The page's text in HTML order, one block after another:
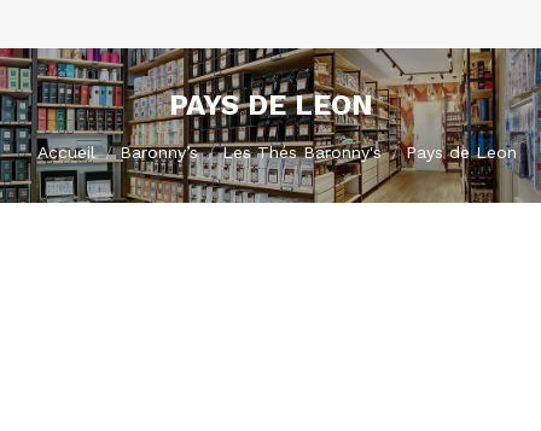
PAYS DE LEON
Vous êtes ici :
Accueil Baronny’s Les Thés Baronny's Pays de Leon